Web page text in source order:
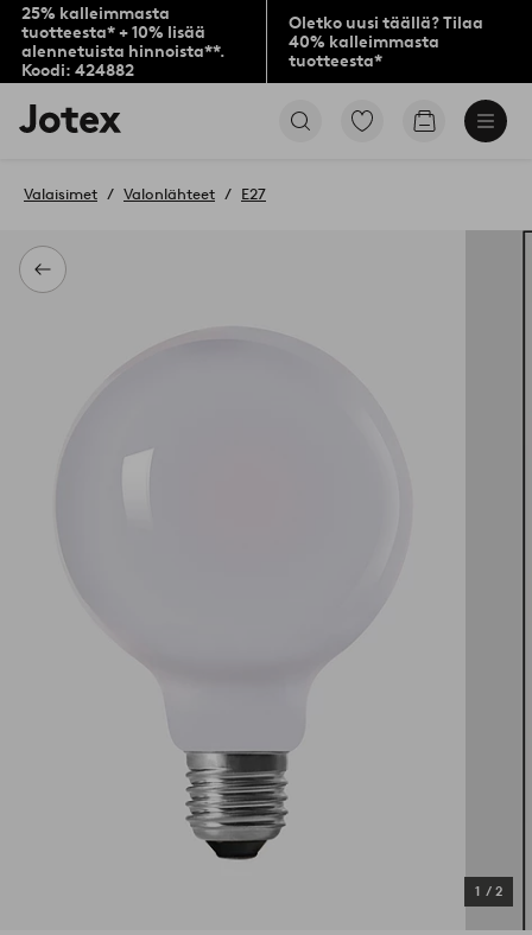
25% kalleimmasta
tuotteesta* + 10% lisää
alennetuista hinnoista**.
Koodi: 424882
Oletko uusi täällä? Tilaa
40% kalleimmasta
tuotteesta*
Jotex-
logo
aloitussivulle
Siirry
Siirry
Takaisin
Valaisimet Valonlähteet E27
1 / 2